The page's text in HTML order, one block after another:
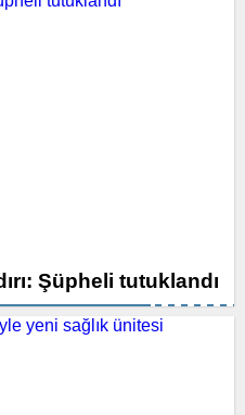
Şüpheli tutuklandı